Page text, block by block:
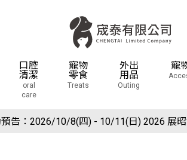
口腔
清潔
oral
care
寵物
零食
Treats
外出
用品
Outing
寵
告：2026/10/8(四) - 10/11(日) 2026 展